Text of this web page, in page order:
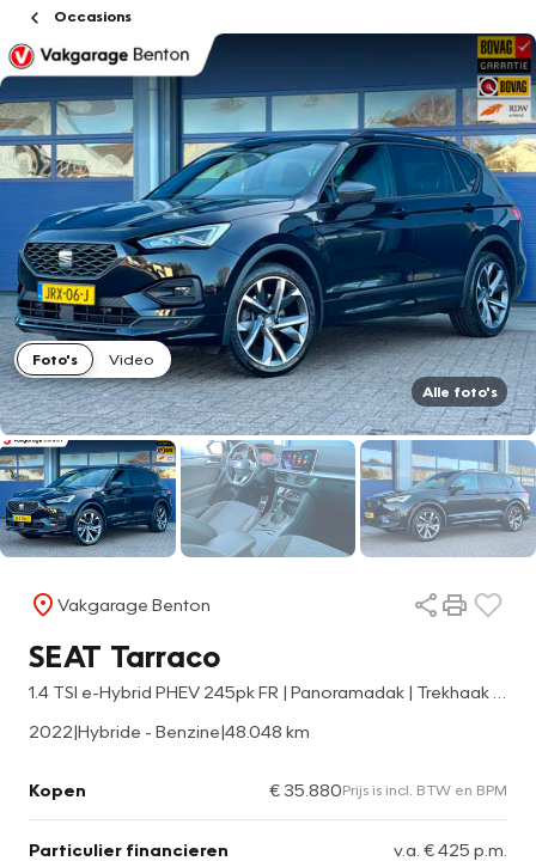
Occasions
Foto's
Video
Alle foto's
Vakgarage Benton
SEAT Tarraco
2022|Hybride - Benzine|48.048 km
Kopen € 35.880Prijs is incl. BTW en BPM
Particulier financieren v.a. € 425 p.m.